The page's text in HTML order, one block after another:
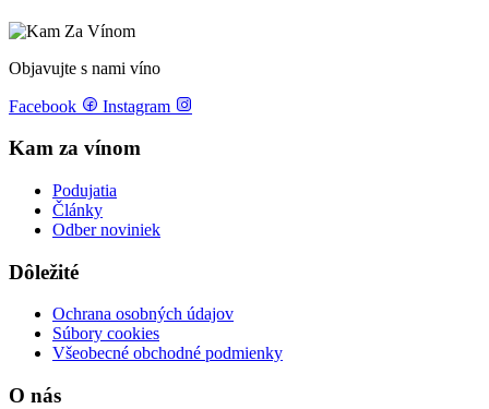
Objavujte s nami víno
Facebook Instagram
Kam za vínom
Podujatia
Články
Odber noviniek
Dôležité
Ochrana osobných údajov
Súbory cookies
Všeobecné obchodné podmienky
O nás